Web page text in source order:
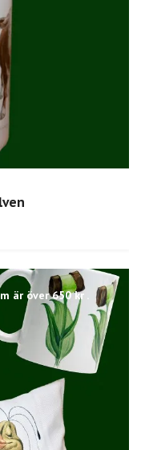
är över 650 kr .